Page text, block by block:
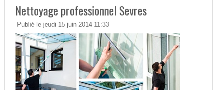
Nettoyage professionnel Sevres
Publié le jeudi 15 juin 2014 11:33